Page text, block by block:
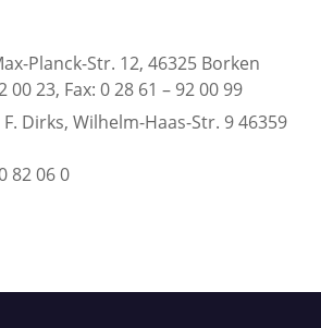
Planck-Str. 12, 46325 Borken
00 23, Fax: 0 28 61 – 92 00 99
Dirks, Wilhelm-Haas-Str. 9 46359
82 06 0